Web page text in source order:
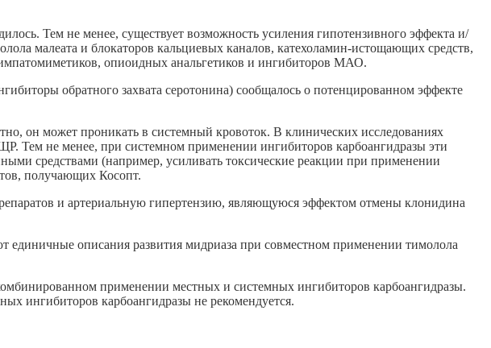
Тем не менее, существует возможность усиления гипотензивного эффекта и/
малеата и блокаторов кальциевых каналов, катехоламин-истощающих средств,
опиоидных анальгетиков и ингибиторов МАО.
обратного захвата серотонина) сообщалось о потенцированном эффекте
он может проникать в системный кровоток. В клинических исследованиях
Тем не менее, при системном применении ингибиторов карбоангидразы эти
средствами (например, усиливать токсические реакции при применении
получающих Косопт.
и артериальную гипертензию, являющуюся эффектом отмены клонидина
единичные описания развития мидриаза при совместном применении тимолола
применении местных и системных ингибиторов карбоангидразы.
ингибиторов карбоангидразы не рекомендуется.